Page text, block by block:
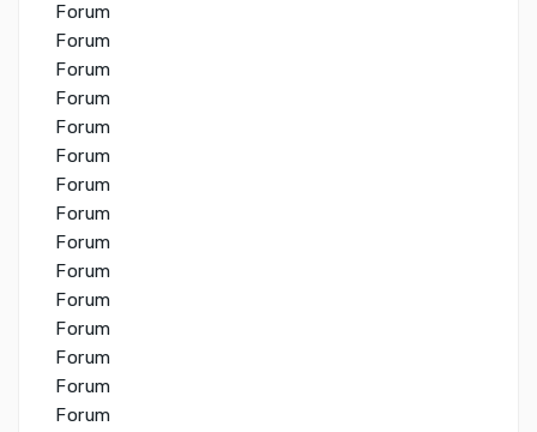
Forum
Forum
Forum
Forum
Forum
Forum
Forum
Forum
Forum
Forum
Forum
Forum
Forum
Forum
Forum